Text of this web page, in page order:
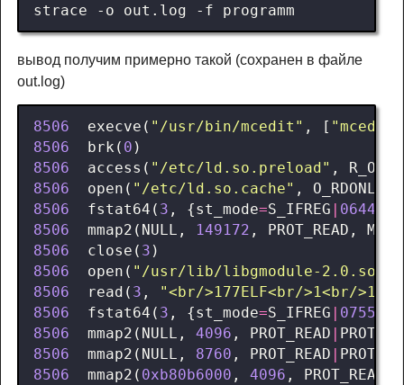
вывод получим примерно такой (сохранен в файле
out.log)
8506 execve ( "/usr/bin/mcedit" , [ "mcedit"
8506
brk ( 0 )
8506
access ( "/etc/ld.so.preload" , R_OK
8506
open ( "/etc/ld.so.cache" , O_RDONLY
8506
fstat64 ( 3 , {st_mode=S_IFREG 0644
8506
mmap2 ( NULL , 149172 , PROT_READ ,
8506
close ( 3 )
8506
open ( "/usr/lib/libgmodule-2.0.so.0"
8506
read ( 3 ,
"<br/>177ELF<br/>1<br/
8506
fstat64 ( 3 , {st_mode=S_IFREG 0755
8506
mmap2 ( NULL , 4096 , PROT_READ
8506
mmap2 ( NULL , 8760 , PROT_READ
8506
mmap2 ( 0xb80b6000 , 4096 , PROT_READ